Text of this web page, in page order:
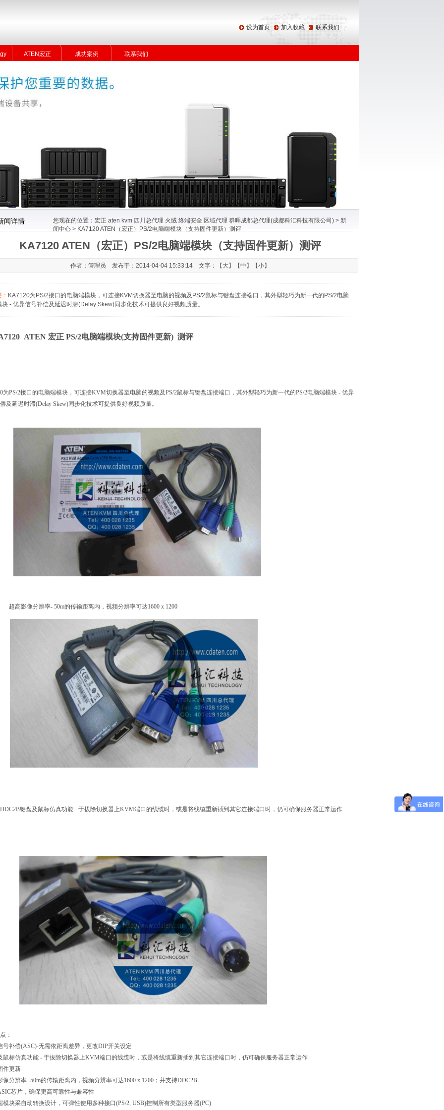
设为首页 加入收藏 联系我们
ATEN宏正 成功案例 联系我们
ATEN宏正 成功案例 联系我们
闻详情 您现在的位置： 宏正 aten kvm 四川总代理 火绒 终端安全 区域代理 群晖成都总代理(成都科汇科技有限公司) > 新
闻中心 > KA7120 ATEN（宏正）PS/2电脑端模块（支持固件更新）测评
KA7120 ATEN（宏正）PS/2电脑端模块（支持固件更新）测评
作者：管理员 发布于：2014-04-04 15:33:14 文字：【 大】【中 】【小】
KA7120为PS/2接口的电脑端模块，可连接KVM切换器至电脑的视频及PS/2鼠标与键盘连接端口，其外型轻巧为新一代的PS/2电脑
块 - 优异信号补偿及延迟时滞(Delay Skew)同步化技术可提供良好视频质量。
ATEN 宏正 PS/2电脑端模块(支持固件更新) 测评
为PS/2接口的电脑端模块，可连接KVM切换器至电脑的视频及PS/2鼠标与键盘连接端口，其外型轻巧为新一代的PS/2电脑端模块 - 优异
及延迟时滞(Delay Skew)同步化技术可提供良好视频质量。
影像分辨率- 50m的传输距离内，视频分辨率可达1600 x 1200
DDC2B键盘及鼠标仿真功能 - 于拔除切换器上KVM端口的线缆时，或是将线缆重新插到其它连接端口时，仍可确保服务器正常运作
：
号补偿(ASC)-无需依距离差异，更改DIP开关设定
鼠标仿真功能 - 于拔除切换器上KVM端口的线缆时，或是将线缆重新插到其它连接端口时，仍可确保服务器正常运作
件更新
像分辨率- 50m的传输距离内，视频分辨率可达1600 x 1200 ；并支持DDC2B
芯片，确保更高可靠性与兼容性
模块采自动转换设计，可弹性使用多种接口(PS/2, USB)控制所有类型服务器(PC)